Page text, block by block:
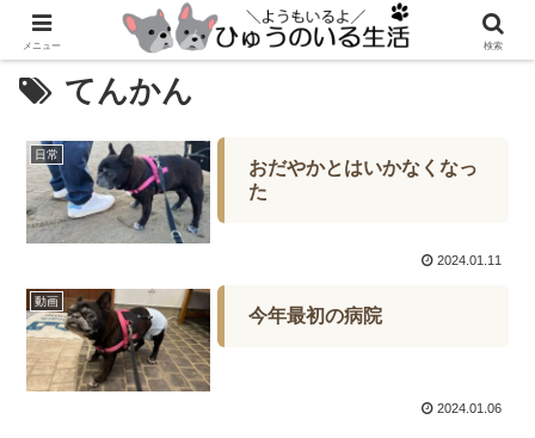
てんかん
日常
おだやかとはいかなくなっ
た
2024.01.11
動画
今年最初の病院
2024.01.06
メニュー 検索